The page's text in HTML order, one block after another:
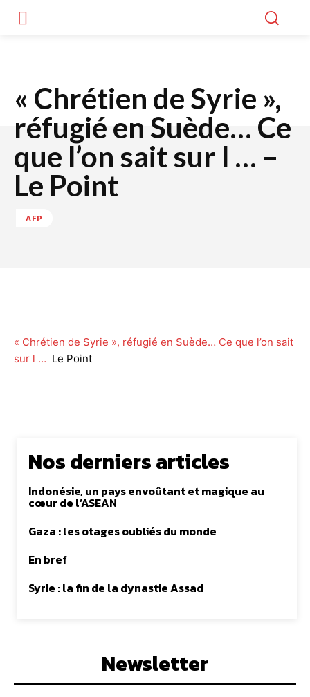
« Chrétien de Syrie »,
réfugié en Suède… Ce
que l’on sait sur l … –
Le Point
AFP
« Chrétien de Syrie », réfugié en Suède… Ce que l’on sait
sur l … Le Point
Nos derniers articles
Indonésie, un pays envoûtant et magique au
cœur de l’ASEAN
Gaza : les otages oubliés du monde
En bref
Syrie : la fin de la dynastie Assad
Newsletter